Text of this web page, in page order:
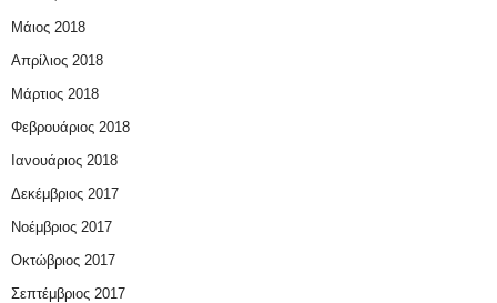
Μάιος 2018
Απρίλιος 2018
Μάρτιος 2018
Φεβρουάριος 2018
Ιανουάριος 2018
Δεκέμβριος 2017
Νοέμβριος 2017
Οκτώβριος 2017
Σεπτέμβριος 2017